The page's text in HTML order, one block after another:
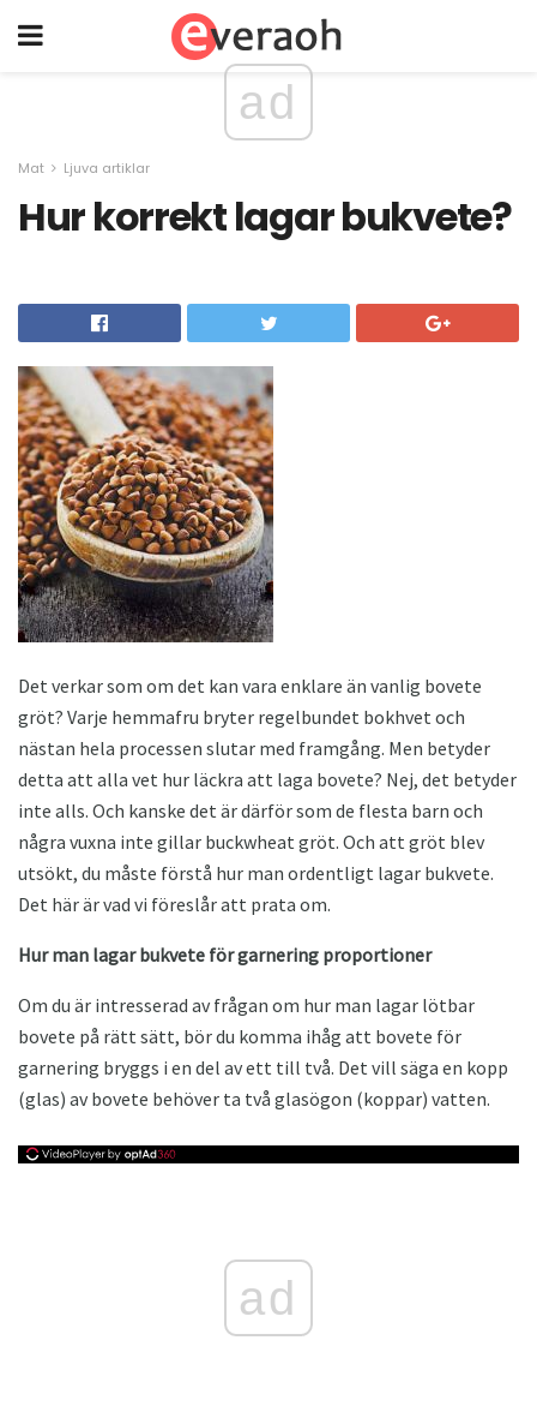
ad
Mat Ljuva artiklar
Hur korrekt lagar bukvete?
Det verkar som om det kan vara enklare än vanlig bovete
gröt? Varje hemmafru bryter regelbundet bokhvet och
nästan hela processen slutar med framgång. Men betyder
detta att alla vet hur läckra att laga bovete? Nej, det betyder
inte alls. Och kanske det är därför som de flesta barn och
några vuxna inte gillar buckwheat gröt. Och att gröt blev
utsökt, du måste förstå hur man ordentligt lagar bukvete.
Det här är vad vi föreslår att prata om.
Hur man lagar bukvete för garnering proportioner
Om du är intresserad av frågan om hur man lagar lötbar
bovete på rätt sätt, bör du komma ihåg att bovete för
garnering bryggs i en del av ett till två. Det vill säga en kopp
(glas) av bovete behöver ta två glasögon (koppar) vatten.
ad